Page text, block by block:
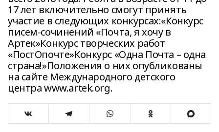
17 лет включительно смогут принять
участие в следующих конкурсах:«Конкурс
писем-сочинений «Почта, я хочу в
Артек»Конкурс творческих работ
«ПостОпочте»Конкурс «Одна Почта – одна
страна!»Положения о них опубликованы
на сайте Международного детского
центра www.artek.org.